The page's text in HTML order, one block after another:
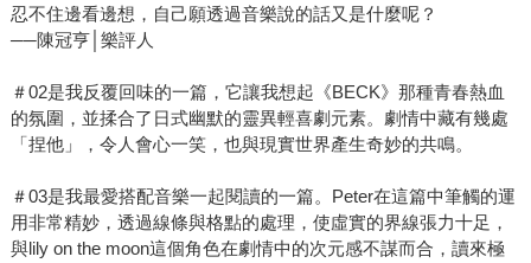
忍不住邊看邊想，自己願透過音樂說的話又是什麼呢？
──陳冠亨│樂評人
＃02是我反覆回味的一篇，它讓我想起《BECK》那種青春熱血
的氛圍，並揉合了日式幽默的靈異輕喜劇元素。劇情中藏有幾處
「捏他」，令人會心一笑，也與現實世界產生奇妙的共鳴。
＃03是我最愛搭配音樂一起閱讀的一篇。Peter在這篇中筆觸的運
用非常精妙，透過線條與格點的處理，使虛實的界線張力十足，
與lily on the moon這個角色在劇情中的次元感不謀而合，讀來極